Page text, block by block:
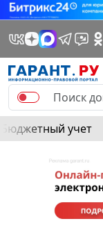
Бюджетный учет